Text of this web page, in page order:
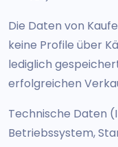
Die Daten von
keine Profile über
lediglich
erfolgreichen
Technische Daten
Betriebssystem,